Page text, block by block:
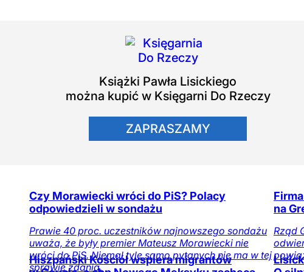
Książki Pawła Lisickiego
można kupić w Księgarni Do Rzeczy
ZAPRASZAMY
Czy Morawiecki wróci do PiS? Polacy
odpowiedzieli w sondażu
Prawie 40 proc. uczestników najnowszego sondażu
uważa, że były premier Mateusz Morawiecki nie
wróci do PiS. Niemal tyle samo pytanych nie ma w tej
sprawie zdania.
na
Rząd
Hiszpański Kościół wspiera migrantów